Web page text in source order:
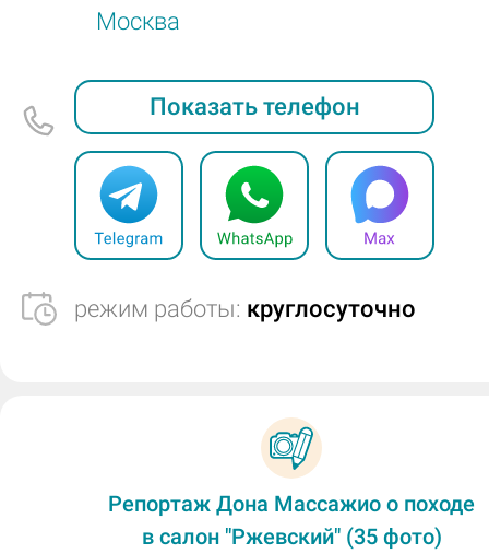
Москва
Показать телефон
режим работы: круглосуточно
Репортаж Дона Массажио о походе
в салон "Ржевский" (35 фото)